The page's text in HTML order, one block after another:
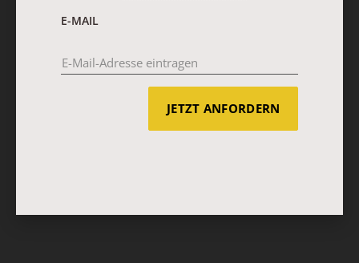
E-MAIL
JETZT ANFORDERN